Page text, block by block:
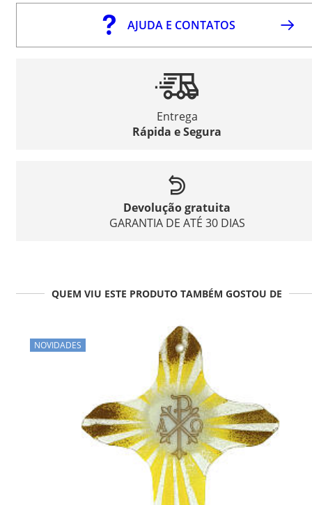
AJUDA E CONTATOS
Entrega
Rápida e Segura
Devolução gratuita
GARANTIA DE ATÉ 30 DIAS
QUEM VIU ESTE PRODUTO TAMBÉM GOSTOU DE
NOVIDADES